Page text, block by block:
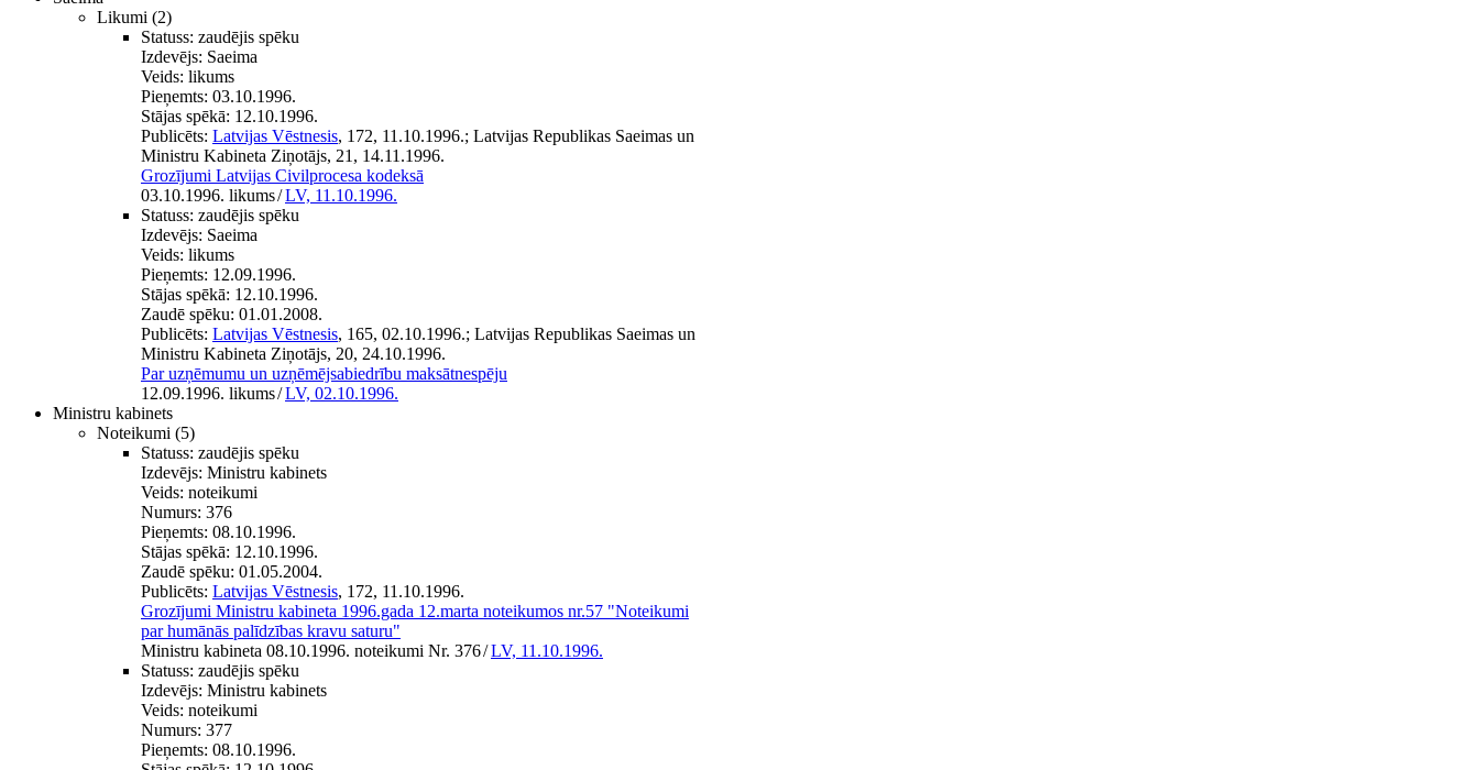
Likumi (2)
Statuss: zaudējis spēku
Izdevējs: Saeima
Veids: likums
Pieņemts: 03.10.1996.
Stājas spēkā: 12.10.1996.
Publicēts: Latvijas Vēstnesis, 172, 11.10.1996.; Latvijas Republikas Saeimas un
Ministru Kabineta Ziņotājs, 21, 14.11.1996.
Grozījumi Latvijas Civilprocesa kodeksā
03.10.1996. likums/LV, 11.10.1996.
Statuss: zaudējis spēku
Izdevējs: Saeima
Veids: likums
Pieņemts: 12.09.1996.
Stājas spēkā: 12.10.1996.
Zaudē spēku: 01.01.2008.
Publicēts: Latvijas Vēstnesis, 165, 02.10.1996.; Latvijas Republikas Saeimas un
Ministru Kabineta Ziņotājs, 20, 24.10.1996.
Par uzņēmumu un uzņēmējsabiedrību maksātnespēju
12.09.1996. likums/LV, 02.10.1996.
Ministru kabinets
Noteikumi (5)
Statuss: zaudējis spēku
Izdevējs: Ministru kabinets
Veids: noteikumi
Numurs: 376
Pieņemts: 08.10.1996.
Stājas spēkā: 12.10.1996.
Zaudē spēku: 01.05.2004.
Publicēts: Latvijas Vēstnesis, 172, 11.10.1996.
Grozījumi Ministru kabineta 1996.gada 12.marta noteikumos nr.57 "Noteikumi
par humānās palīdzības kravu saturu"
Ministru kabineta 08.10.1996. noteikumi Nr. 376/LV, 11.10.1996.
Statuss: zaudējis spēku
Izdevējs: Ministru kabinets
Veids: noteikumi
Numurs: 377
Pieņemts: 08.10.1996.